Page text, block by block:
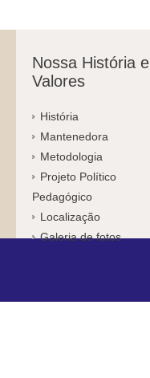
Nossa História e
Valores
História
Mantenedora
Metodologia
Projeto Político
Pedagógico
Localização
Galeria de fotos